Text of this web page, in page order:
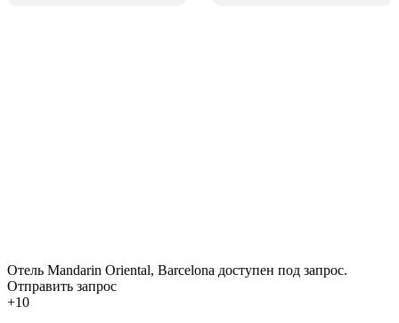
Отель Mandarin Oriental, Barcelona доступен под запрос.
Отправить запрос
+10